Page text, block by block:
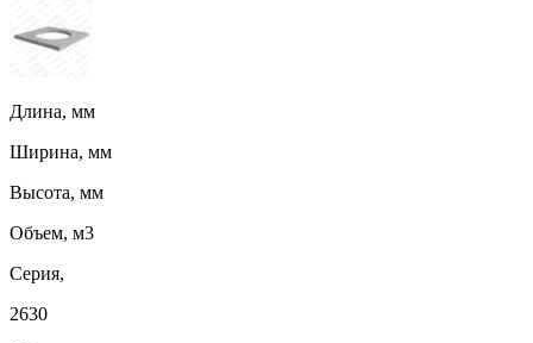
Длина, мм
Ширина, мм
Высота, мм
Объем, м3
Серия,
2630